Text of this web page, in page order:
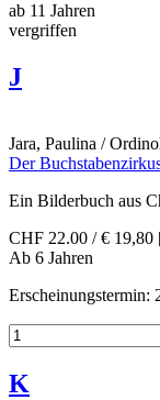
ab 11 Jahren
vergriffen
J
Jara, Paulina /
Der
Ein Bilderbuch aus
CHF 22.00 / €
Ab 6 Jahren
Erscheinungstermin:
K